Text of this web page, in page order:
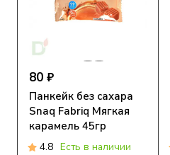
80 ₽
Панкейк без сахара
Snaq Fabriq Мягкая
карамель 45гр
4.8 Есть в наличии